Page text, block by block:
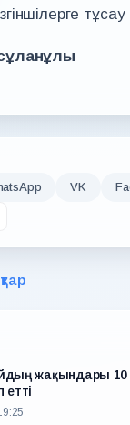
VK
жақындары 10
етті